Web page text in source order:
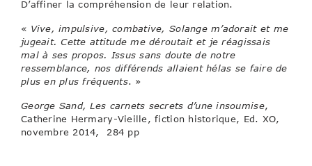
D’affiner la compréhension de leur relation.
« Vive, impulsive, combative, Solange m’adorait et me
jugeait. Cette attitude me déroutait et je réagissais
mal à ses propos. Issus sans doute de notre
ressemblance, nos différends allaient hélas se faire de
plus en plus fréquents. »
George Sand, Les carnets secrets d’une insoumise,
Catherine Hermary-Vieille, fiction historique, Ed. XO,
novembre 2014, 284 pp